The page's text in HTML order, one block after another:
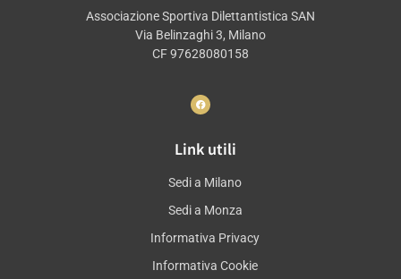
Associazione Sportiva Dilettantistica SAN
Via Belinzaghi 3, Milano
CF 97628080158
Link utili
Sedi a Milano
Sedi a Monza
Informativa Privacy
Informativa Cookie